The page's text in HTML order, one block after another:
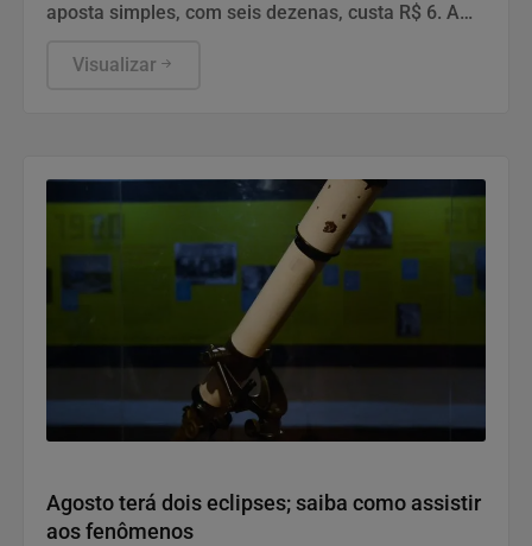
aposta simples, com seis dezenas, custa R$ 6. A
Visualizar
Agosto terá dois eclipses; saiba como assistir
aos fenômenos